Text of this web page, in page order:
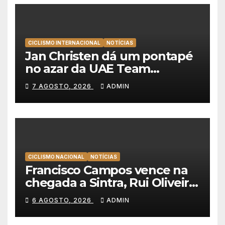
CICLISMO INTERNACIONAL NOTÍCIAS
Jan Christen dá um pontapé
no azar da UAE Team
Emirates e vence na Volta a
Polónia
7 AGOSTO, 2026 ADMIN
CICLISMO NACIONAL NOTÍCIAS
Francisco Campos vence na
chegada a Sintra, Rui Oliveira
veste de amarelo na Volta a
Portugal
6 AGOSTO, 2026 ADMIN